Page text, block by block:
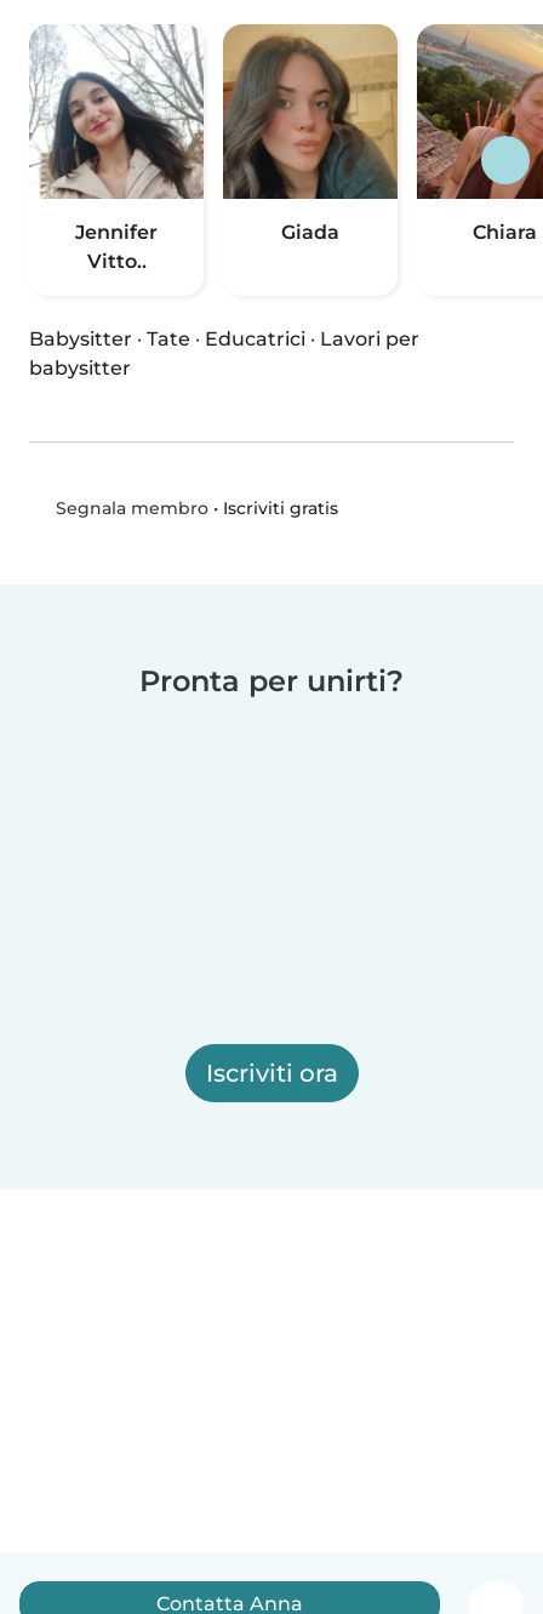
Jennifer
Vitto..
Giada Chiara
Babysitter · Tate · Educatrici · Lavori per
babysitter
Segnala membro• Iscriviti gratis
Pronta per unirti?
Iscriviti ora
Contatta Anna